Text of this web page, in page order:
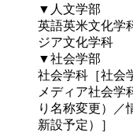
▼人文学部
英語英米文化学
ジア文化学科
▼社会学部
社会学科［社会
メディア社会学
り名称変更）／
新設予定）］